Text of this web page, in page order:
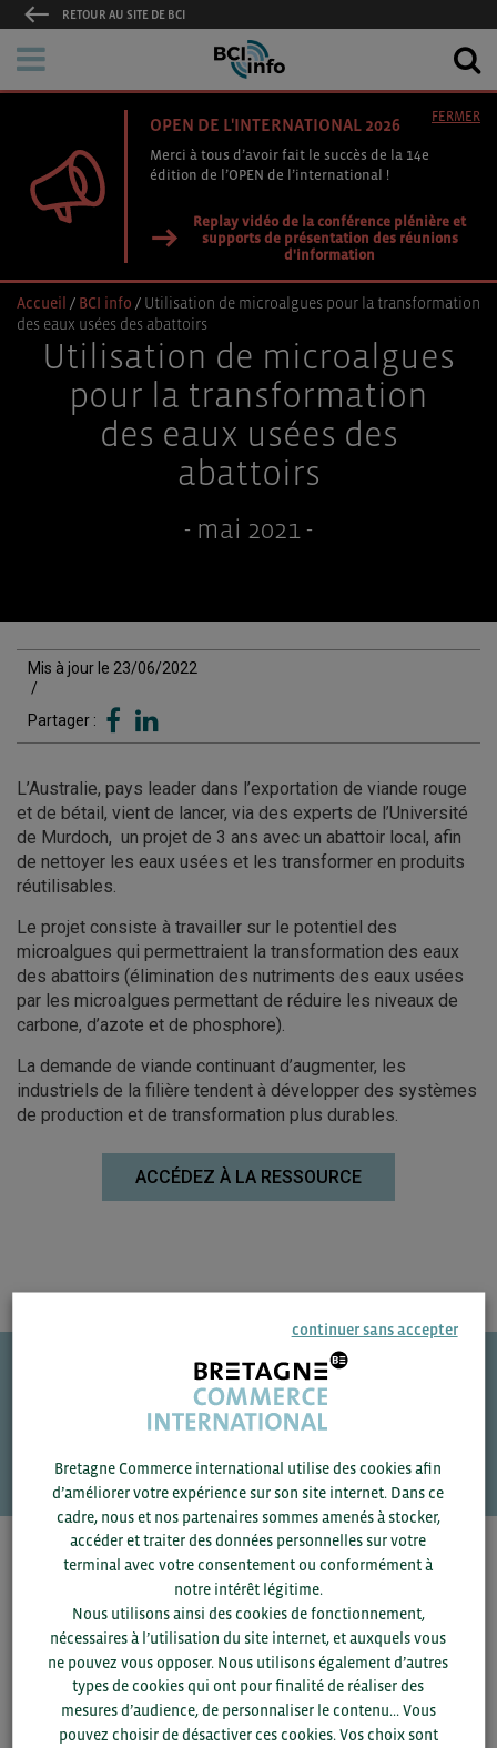
RETOUR AU SITE DE BCI
OPEN DE L'INTERNATIONAL 2026
Merci à tous d’avoir fait le succès de la 14e
édition de l’OPEN de l’international !
Replay vidéo de la conférence plénière et
supports de présentation des réunions
d'information
FERMER
Accueil / BCI info / Utilisation de microalgues pour la transformation
des eaux usées des abattoirs
Utilisation de microalgues
pour la transformation
des eaux usées des
abattoirs
- mai 2021 -
Mis à jour le 23/06/2022
/
Partager :
L’Australie, pays leader dans l’exportation de viande rouge
et de bétail, vient de lancer, via des experts de l’Université
de Murdoch, un projet de 3 ans avec un abattoir local, afin
de nettoyer les eaux usées et les transformer en produits
réutilisables.
Le projet consiste à travailler sur le potentiel des
microalgues qui permettraient la transformation des eaux
des abattoirs (élimination des nutriments des eaux usées
par les microalgues permettant de réduire les niveaux de
carbone, d’azote et de phosphore).
La demande de viande continuant d’augmenter, les
industriels de la filière tendent à développer des systèmes
de production et de transformation plus durables.
ACCÉDEZ À LA RESSOURCE
Une question ?
Pour voir les contacts, merci de renseigner votre
département et votre secteurou connectez-vous.
continuer sans accepter
Bretagne Commerce international utilise des cookies afin
d’améliorer votre expérience sur son site internet. Dans ce
cadre, nous et nos partenaires sommes amenés à stocker,
accéder et traiter des données personnelles sur votre
terminal avec votre consentement ou conformément à
notre intérêt légitime.
Nous utilisons ainsi des cookies de fonctionnement,
nécessaires à l’utilisation du site internet, et auxquels vous
ne pouvez vous opposer. Nous utilisons également d’autres
types de cookies qui ont pour finalité de réaliser des
mesures d’audience, de personnaliser le contenu... Vous
pouvez choisir de désactiver ces cookies. Vos choix sont